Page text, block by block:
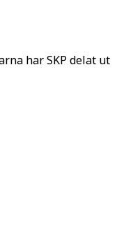
har SKP delat ut